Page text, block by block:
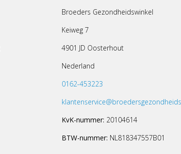
Broeders Gezondheidswinkel
Keiweg 7
4901 JD Oosterhout
Nederland
0162-453223
KvK-nummer: 20104614
BTW-nummer: NL818347557B01